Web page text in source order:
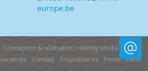
europe.be
Conception & réalisation: Holiday Media
Contact Propriétaires Footer menu